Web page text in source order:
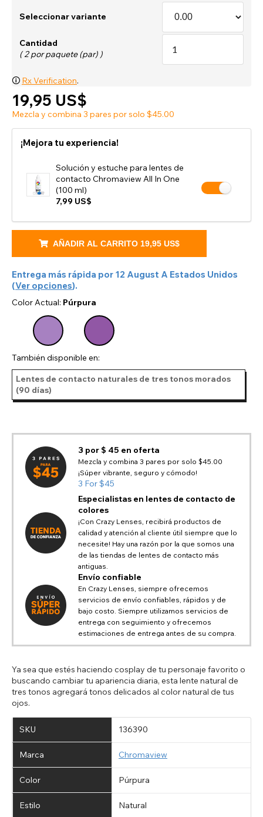
Seleccionar variante
Cantidad
( 2 por paquete (par) )
🛈 Rx Verification.
19,95 US$
Mezcla y combina 3 pares por solo $45.00
¡Mejora tu experiencia!
Solución y estuche para lentes de
contacto Chromaview All In One
(100 ml)
7,99 US$
AÑADIR AL CARRITO 19,95 US$
Entrega más rápida por 12 August A Estados Unidos
(Ver opciones).
Color Actual: Púrpura
También disponible en:
Lentes de contacto naturales de tres tonos morados
(90 días)
3 por $ 45 en oferta
Mezcla y combina 3 pares por solo $45.00
¡Súper vibrante, seguro y cómodo!
3 For $45
Especialistas en lentes de contacto de
colores
¡Con Crazy Lenses, recibirá productos de
calidad y atención al cliente útil siempre que lo
necesite! Hay una razón por la que somos una
de las tiendas de lentes de contacto más
antiguas.
Envío confiable
En Crazy Lenses, siempre ofrecemos
servicios de envío confiables, rápidos y de
bajo costo. Siempre utilizamos servicios de
entrega con seguimiento y ofrecemos
estimaciones de entrega antes de su compra.
Ya sea que estés haciendo cosplay de tu personaje favorito o
buscando cambiar tu apariencia diaria, esta lente natural de
tres tonos agregará tonos delicados al color natural de tus
ojos.
SKU 136390
Marca Chromaview
Color Púrpura
Estilo Natural